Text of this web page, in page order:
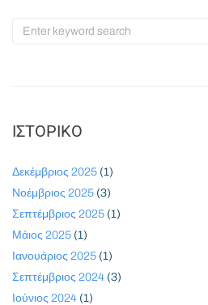
ΙΣΤΟΡΙΚΌ
Δεκέμβριος 2025 (1)
Νοέμβριος 2025 (3)
Σεπτέμβριος 2025 (1)
Μάιος 2025 (1)
Ιανουάριος 2025 (1)
Σεπτέμβριος 2024 (3)
Ιούνιος 2024 (1)